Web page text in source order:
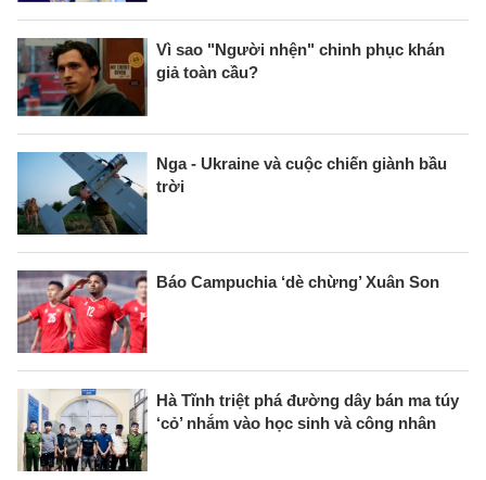
Vì sao "Người nhện" chinh phục khán
giả toàn cầu?
Nga - Ukraine và cuộc chiến giành bầu
trời
Báo Campuchia ‘dè chừng’ Xuân Son
Hà Tĩnh triệt phá đường dây bán ma túy
‘cỏ’ nhắm vào học sinh và công nhân